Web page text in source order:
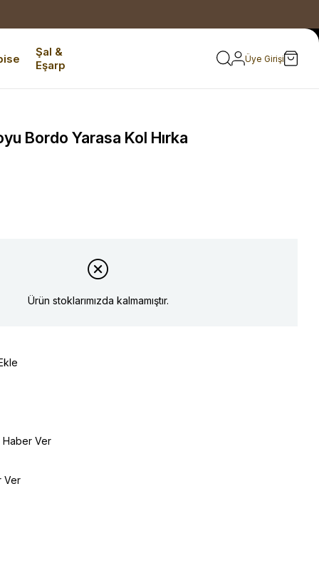
Şal &
Eşarp
Üye Girişi
Bordo Yarasa Kol Hırka
Ürün stoklarımızda kalmamıştır.
Haber Ver
Ver